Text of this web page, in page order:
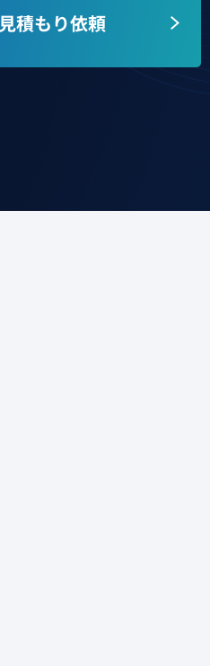
見積もり依頼